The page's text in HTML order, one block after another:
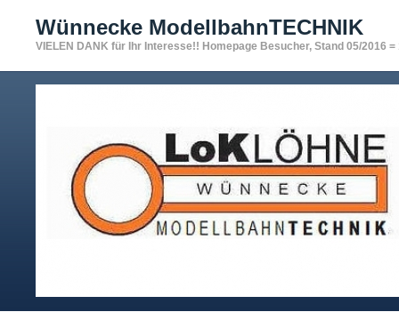
Wünnecke ModellbahnTECHNIK
VIELEN DANK für Ihr Interesse!! Homepage Besucher, Stand 05/2016 =